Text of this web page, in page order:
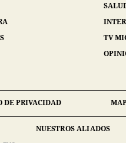
TV
DE PRIVACIDAD
NUESTROS ALIADOS